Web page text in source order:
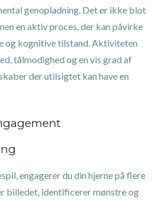
genopladning. Det er ikke blot
en aktiv proces, der kan påvirke
og kognitive tilstand. Aktiviteten
tålmodighed og en vis grad af
der utilsigtet kan have en
engagerer du din hjerne på flere
billedet, identificerer mønstre og